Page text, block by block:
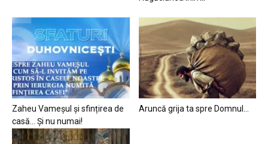
Zaheu Vameșul și sfințirea de
casă… Și nu numai!
Aruncă grija ta spre Domnul…